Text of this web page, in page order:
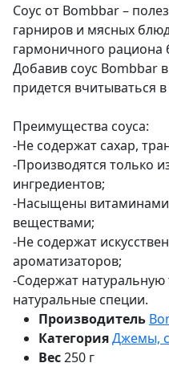
Соус от Bombbar –
гарниров и мясных
гармоничного рациона
Добавив соус Bombbar
придется вчитываться в
Преимущества соуса:
-Не содержат сахар,
-Производятся только
ингредиентов;
-Насыщены
веществами;
-Не содержат
ароматизаторов;
-Содержат натуральную
натуральные специи.
Производитель
КатегорияДжемы,
Вес250 г